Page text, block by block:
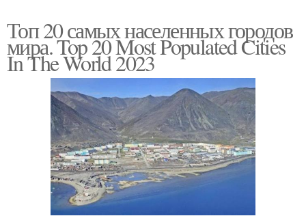
Топ 20 самых населенных городов
мира. Top 20 Most Populated Cities
In The World 2023